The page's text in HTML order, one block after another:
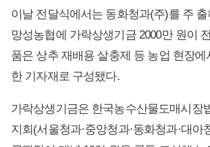
이날 전달식에서는 동화청과(주)를 주
망성농협에 가락상생기금 2000만 원이
품은 상추 재배용 살충제 등 농업 현장
한 기자재로 구성됐다.
가락상생기금은 한국농수산물도매시장
지회(서울청과·중앙청과·동화청과·대아